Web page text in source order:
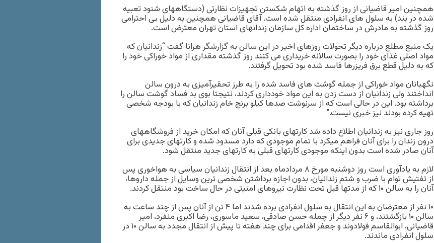
همچنین امیر قاضیانی از روز گذشته به اتهام شکستن تجهیزات نظارتی (دستگاههای شنود تعبیه
شده در بند) به سلول های انفرادی منتقل شده است. آقای قاضیانی همچنین به دلیل بی احترامی
روز گذشته به مادرش در ساختمان اداره کل سازمان زندانهای استان تهران معترض است.
یک منبع مطلع درباره دیگر تحولات روزهای اخیر در این سالن به گزارشگر هرانا گفت “زندانیان که
مواد اصلی غذای خود را بصورت سالانه خریداری می کنند روز گذشته مقداری از مواد خوراکی خود را
که به دلیل قطع برق فریزرها فاسد شده بود تحویل گرفتند.
نگهبانان مواد خوراکی از جمله گوشت های فاسد شده را به طرز تحقیرآمیزی به درون سالن
انداختند ولی زندانیان از دست زدن به این مواد خودداری کردند، نتیجتا بوی بد فساد گوشت سالن را
برداشته بود. این در حالی است که از سرنوشت صدها کیلو برنج خام زندانیان که با بودجه شخصی
تهیه کرده بودند نیز خبری نیست.”
روز جاری نیز به زندانیان اطلاع داده شد کارتهای بانکی قبلی آنان که امکان خرید از فروشگاههای
درون زندان را برای آنان فراهم میکرد با تمام موجودی که دارد مسدود شده و کارتهای جدیدی برای
آنان صادر شده است بدون اینکه موجودی کارتهای قبلی به کارتهای جدید منتقل شود.
لازم به یادآوری است روز دوشنبه مورخ ۸ مردادماه بعد از انتقال زندانیان سیاسی به هواخوری پس
از تفتیش توام با ضرب و شتم زندانیان، بدون اجازه برداشتن شخصی ترین وسایل از جمله داروها،
آنان را به سالن ۱۰ که از مدتها قبل تحت نظارت نیروهای امنیتی در حال ساخت بود منتقل کردند.
۱۰ نفر از معترضان به این انتقال به سلول انفرادی برده شدند اما ۴ تن از آنان پس از چند ساعت به
سالن ۱۰ بازگشتند، و ۶ نفر دیگر از چمله حسن صادقی، سعید ماسوری، رضا اکبری منفرد، امیر
قاضیانی، ابوالقاسم فولادوند و جعفر اقدامی برای چند هفته تا پیش از انتقال مجدد به سالن ۱۰ در
سلول انفرادی ماندند.